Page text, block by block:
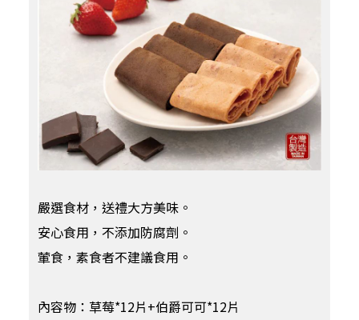
嚴選食材，送禮大方美味。
安心食用，不添加防腐劑。
葷食，素食者不建議食用。
內容物：草莓*12片+伯爵可可*12片